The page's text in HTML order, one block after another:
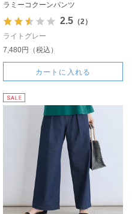
ラミーコクーンパンツ
2.5（2）
ライトグレー
7,480円（税込）
カートに入れる